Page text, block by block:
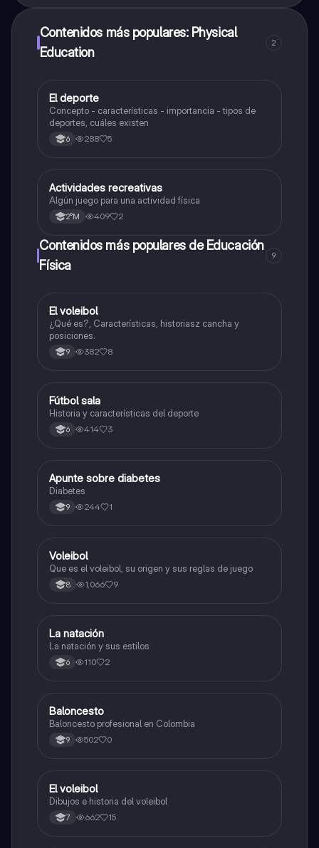
Contenidos más populares: Physical
Education
2
Educación Física
El deporte
Concepto - características - importancia - tipos de
deportes, cuáles existen
6 288 5
Educación Física
Actividades recreativas
Algún juego para una actividad física
2°M 409 2
Contenidos más populares de Educación
Física
9
Educación Física
El voleibol
¿Qué es?, Características, historiasz cancha y
posiciones.
9 382 8
Sociales/Historia
Fútbol sala
Historia y características del deporte
6 414 3
Educación Física
Apunte sobre diabetes
Diabetes
9 244 1
Educación Física
Voleibol
Que es el voleibol, su origen y sus reglas de juego
8 1,066 9
Educación Física
La natación
La natación y sus estilos
6 110 2
Educación Física
Baloncesto
Baloncesto profesional en Colombia
9 502 0
Educación Física
El voleibol
Dibujos e historia del voleibol
7 662 15